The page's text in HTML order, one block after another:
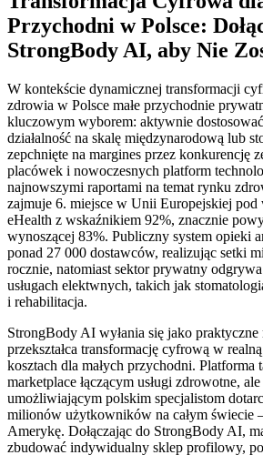
Przychodni w Polsce:
StrongBody AI, aby Nie
W kontekście dynamicznej transformacji
zdrowia w Polsce małe przychodnie
kluczowym wyborem: aktywnie
działalność na skalę międzynarodową lub
zepchnięte na margines przez konkurencję
placówek i nowoczesnych platform
najnowszymi raportami na temat rynku
zajmuje 6. miejsce w Unii Europejskiej pod
eHealth z wskaźnikiem 92%, znacznie
wynoszącej 83%. Publiczny system opieki
ponad 27 000 dostawców, realizując setki
rocznie, natomiast sektor prywatny
usługach elektwnych, takich jak
i rehabilitacja.
StrongBody AI wyłania się jako
przekształca transformację cyfrową w
kosztach dla małych przychodni. Platforma
marketplace łączącym usługi zdrowotne,
umożliwiającym polskim specjalistom
milionów użytkowników na całym świecie
Amerykę. Dołączając do StrongBody AI,
zbudować indywidualny sklep profilowy,